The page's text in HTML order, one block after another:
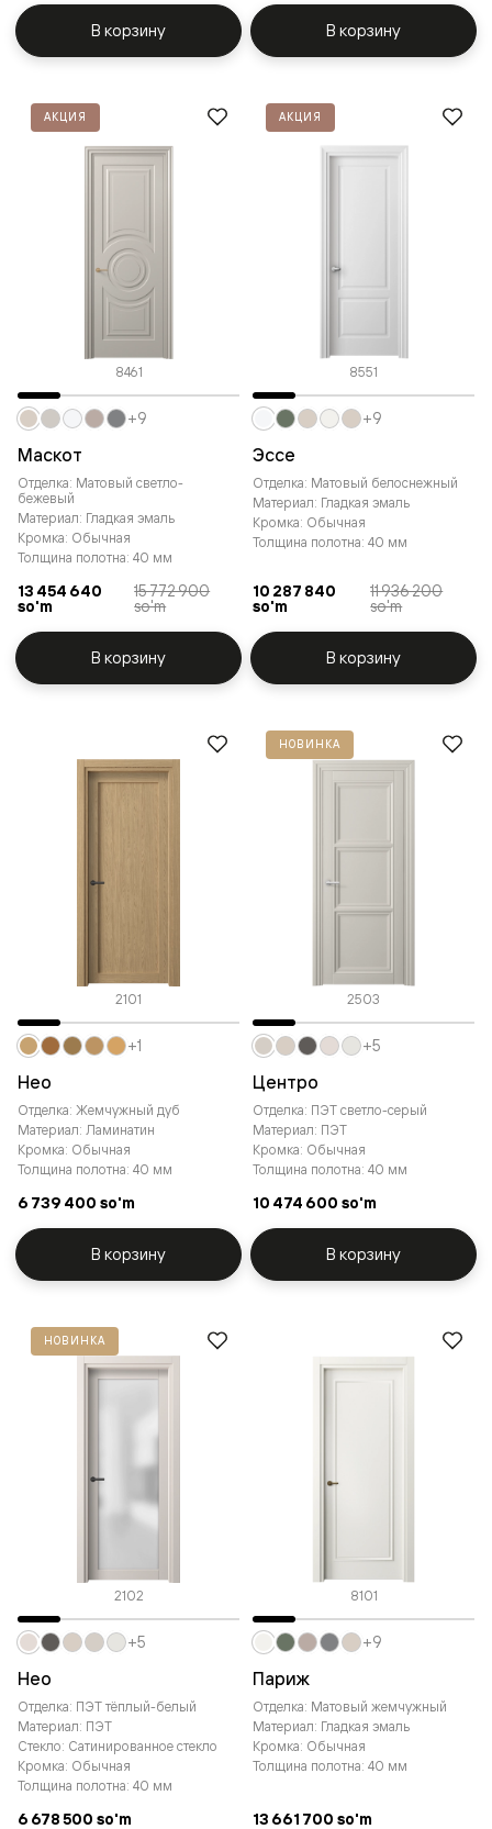
В корзину В корзину
АКЦИЯ
8461
Маскот
Отделка: Матовый светло-
бежевый
Материал: Гладкая эмаль
Кромка: Обычная
Толщина полотна: 40 мм
13 454 640
so'm
15 772 900
so'm
+9
В корзину
АКЦИЯ
8551
Эссе
Отделка: Матовый белоснежный
Материал: Гладкая эмаль
Кромка: Обычная
Толщина полотна: 40 мм
10 287 840
so'm
11 936 200
so'm
+9
В корзину
2101
Нео
Отделка: Жемчужный дуб
Материал: Ламинатин
Кромка: Обычная
Толщина полотна: 40 мм
6 739 400 so'm
+1
В корзину
НОВИНКА
2503
Центро
Отделка: ПЭТ светло-серый
Материал: ПЭТ
Кромка: Обычная
Толщина полотна: 40 мм
10 474 600 so'm
+5
В корзину
НОВИНКА
2102
Нео
Отделка: ПЭТ тёплый-белый
Материал: ПЭТ
Стекло: Сатинированное стекло
Кромка: Обычная
Толщина полотна: 40 мм
6 678 500 so'm
+5
8101
Париж
Отделка: Матовый жемчужный
Материал: Гладкая эмаль
Кромка: Обычная
Толщина полотна: 40 мм
13 661 700 so'm
+9